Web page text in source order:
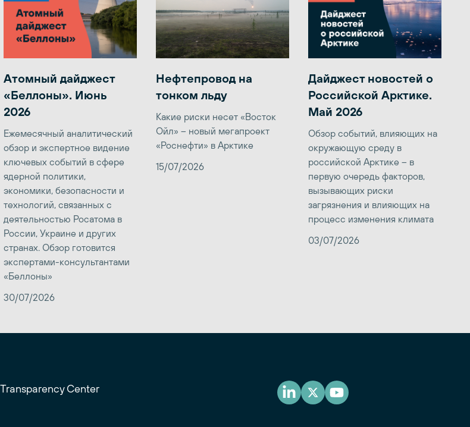
Атомный дайджест
«Беллоны». Июнь
2026
Ежемесячный аналитический
обзор и экспертное видение
ключевых событий в сфере
ядерной политики,
экономики, безопасности и
технологий, связанных с
деятельностью Росатома в
России, Украине и других
странах. Обзор готовится
экспертами-консультантами
«Беллоны»
30/07/2026
Нефтепровод на
тонком льду
Какие риски несет «Восток
Ойл» – новый мегапроект
«Роснефти» в Арктике
15/07/2026
Дайджест новостей о
Российской Арктике.
Май 2026
Обзор событий, влияющих на
окружающую среду в
российской Арктике – в
первую очередь факторов,
вызывающих риски
загрязнения и влияющих на
процесс изменения климата
03/07/2026
Center